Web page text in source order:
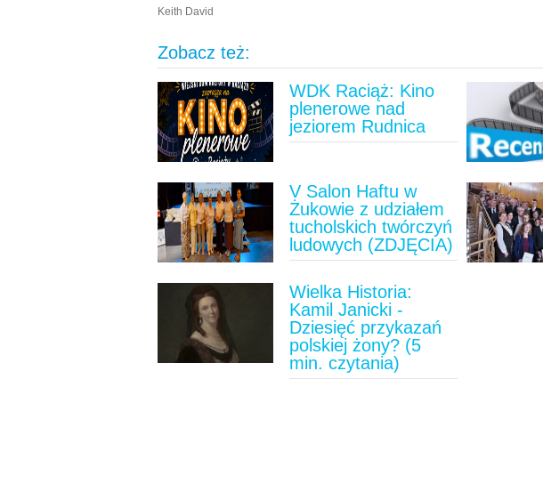
Keith David
Zobacz też:
WDK Raciąż: Kino
plenerowe nad
jeziorem Rudnica
V Salon Haftu w
Żukowie z udziałem
tucholskich twórczyń
ludowych (ZDJĘCIA)
Wielka Historia:
Kamil Janicki -
Dziesięć przykazań
polskiej żony? (5
min. czytania)